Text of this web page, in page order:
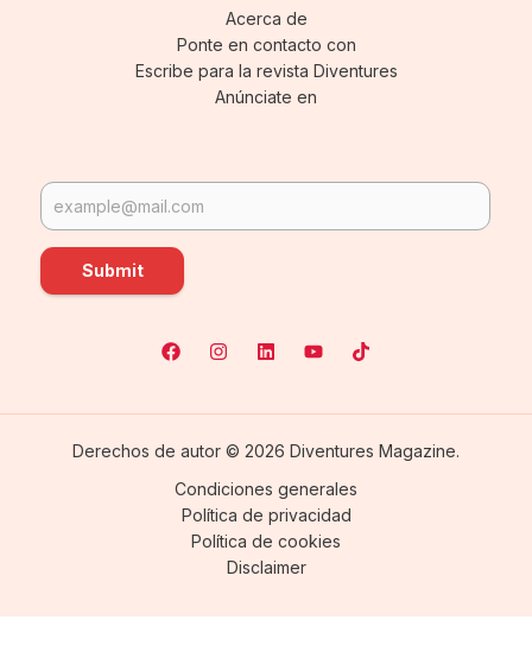
Acerca de
Ponte en contacto con
Escribe para la revista Diventures
Anúnciate en
Submit
Derechos de autor © 2026 Diventures Magazine.
Condiciones generales
Política de privacidad
Política de cookies
Disclaimer